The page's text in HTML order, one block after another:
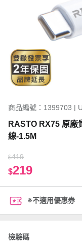
商品編號：1399703 |
RASTO RX75 原廠
線-1.5M
$419
$219
※不適用優惠券
檢驗碼